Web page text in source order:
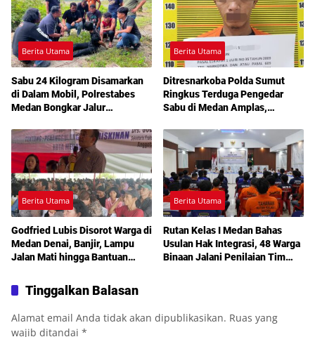
Berita Utama
Sabu 24 Kilogram Disamarkan
di Dalam Mobil, Polrestabes
Medan Bongkar Jalur
Berita Utama
Ditresnarkoba Polda Sumut
Ringkus Terduga Pengedar
Sabu di Medan Amplas,
Berita Utama
Godfried Lubis Disorot Warga di
Medan Denai, Banjir, Lampu
Jalan Mati hingga Bantuan
Sosperda Kemiskinan
Berita Utama
Rutan Kelas I Medan Bahas
Usulan Hak Integrasi, 48 Warga
Binaan Jalani Penilaian Tim
Tinggalkan Balasan
Alamat email Anda tidak akan dipublikasikan. Ruas yang
wajib ditandai *